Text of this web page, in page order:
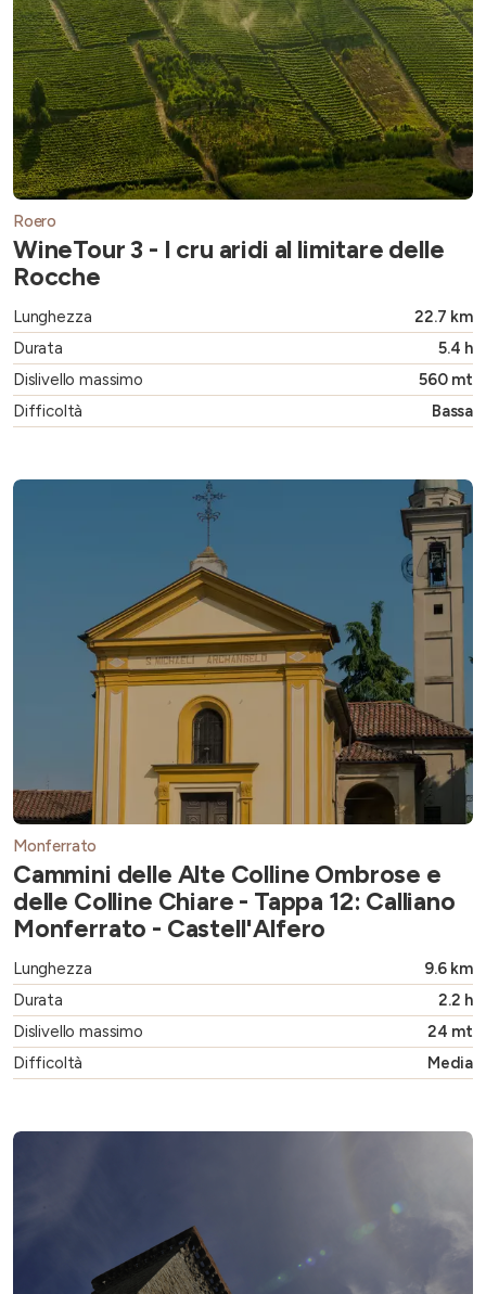
Roero
WineTour 3 - I cru aridi al limitare delle
Rocche
Lunghezza
22.7 km
Durata
5.4 h
Dislivello massimo
560 mt
Difficoltà
Bassa
Monferrato
Cammini delle Alte Colline Ombrose e
delle Colline Chiare - Tappa 12: Calliano
Monferrato - Castell'Alfero
Lunghezza
9.6 km
Durata
2.2 h
Dislivello massimo
24 mt
Difficoltà
Media